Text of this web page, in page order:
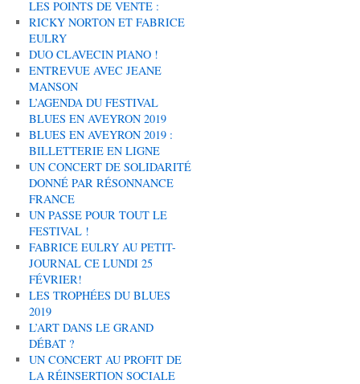
LES POINTS DE VENTE :
RICKY NORTON ET FABRICE
EULRY
DUO CLAVECIN PIANO !
ENTREVUE AVEC JEANE
MANSON
L’AGENDA DU FESTIVAL
BLUES EN AVEYRON 2019
BLUES EN AVEYRON 2019 :
BILLETTERIE EN LIGNE
UN CONCERT DE SOLIDARITÉ
DONNÉ PAR RÉSONNANCE
FRANCE
UN PASSE POUR TOUT LE
FESTIVAL !
FABRICE EULRY AU PETIT-
JOURNAL CE LUNDI 25
FÉVRIER!
LES TROPHÉES DU BLUES
2019
L’ART DANS LE GRAND
DÉBAT ?
UN CONCERT AU PROFIT DE
LA RÉINSERTION SOCIALE